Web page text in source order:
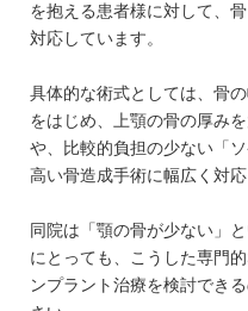
を抱える患者様に対して、
対応しています。
具体的な術式としては、骨
をはじめ、上顎の骨の厚み
や、比較的負担の少ない「
高い骨造成手術に幅広く対応
同院は「顎の骨が少ない」
にとっても、こうした専門
ンプラント治療を検討でき